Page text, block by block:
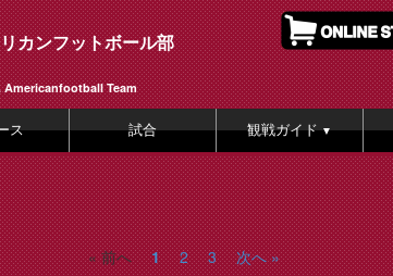
カンフットボール部
Team
ス 試合 観戦ガイド▼
« 前へ 1 2 3 次へ »